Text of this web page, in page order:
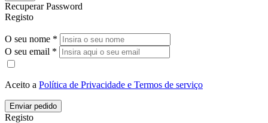
Recuperar Password
Registo
O seu nome *
O seu email *
Aceito a Política de Privacidade e Termos de serviço
Enviar pedido
Registo